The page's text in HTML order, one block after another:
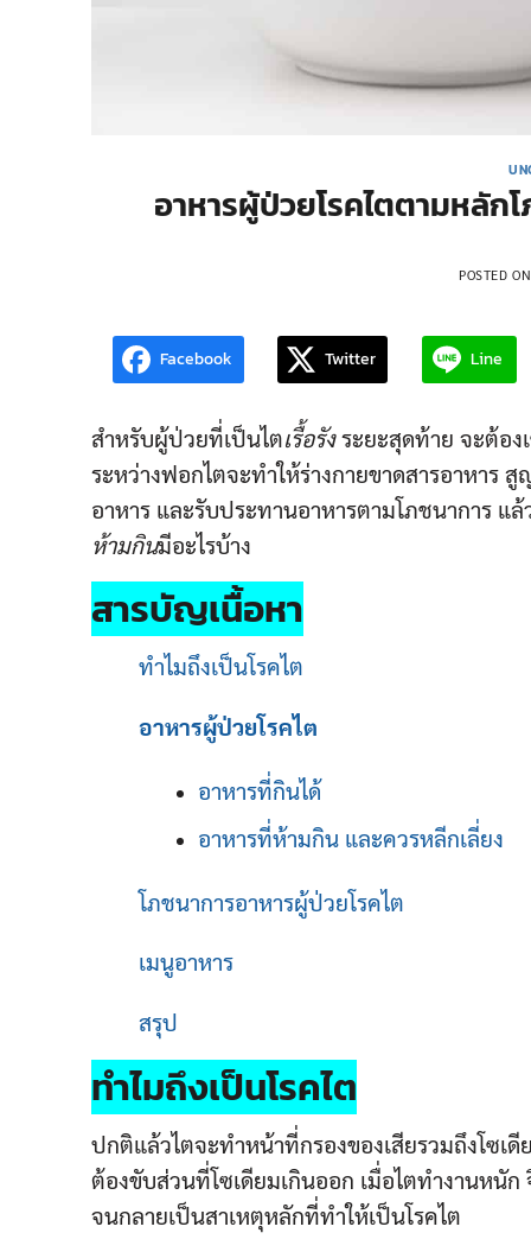
อาหารผู้ป่วยโรคไตตามหลัก
POSTED
Facebook Twitter Line
สำหรับผู้ป่วยที่เป็นไตเรื้อรังระยะสุดท้าย จะต้อง
ระหว่างฟอกไตจะทำให้ร่างกายขาดสารอาหาร
อาหาร และรับประทานอาหารตามโภชนาการ แล้
ห้ามกินมีอะไรบ้าง
สารบัญเนื้อหา
ทำไมถึงเป็นโรคไต
อาหารผู้ป่วยโรคไต
อาหารที่กินได้
อาหารที่ห้ามกิน และควรหลีกเลี่ยง
โภชนาการอาหารผู้ป่วยโรคไต
เมนูอาหาร
สรุป
ทำไมถึงเป็นโรคไต
ปกติแล้วไตจะทำหน้าที่กรองของเสียรวมถึงโซเ
ต้องขับส่วนที่โซเดียมเกินออก เมื่อไตทำงานหนั
จนกลายเป็นสาเหตุหลักที่ทำให้เป็นโรคไต